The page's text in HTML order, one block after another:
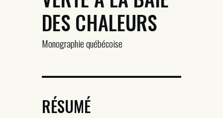
DES CHALEURS
Monographie québécoise
RÉSUMÉ